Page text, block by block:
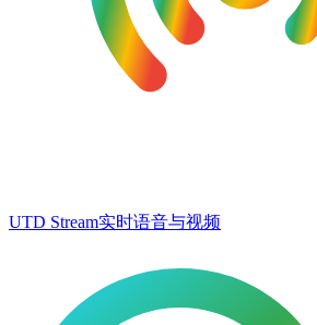
UTD Stream实时语音与视频